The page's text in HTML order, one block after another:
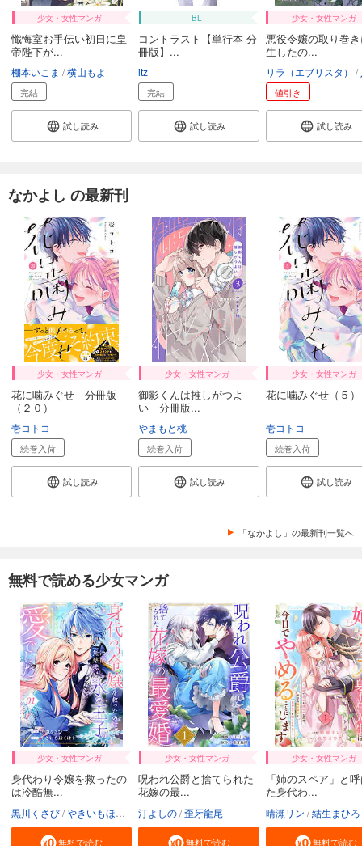
少女・女性マンガ
懺悔室お手伝い初日に皇
帝陛下が...
棚本いこま 横山もよ
完結
試し読み
BL
コントラスト【単行本 分
冊版】...
itz
完結
試し読み
少女・女性マンガ
悪役令嬢の取り巻
生したの...
リラ（エブリスタ）
値引き
試し読み
なかよし の最新刊
少女・女性マンガ
花に噛みぐせ 分冊版
（２０）
壱コトコ
続巻入荷
試し読み
少女・女性マンガ
御影くんは推しがつよ
い 分冊版...
やまもと桃
続巻入荷
試し読み
少女・女性マンガ
花に噛みぐせ（５）
壱コトコ
続巻入荷
試し読み
「なかよし」の最新刊一覧へ
無料で読める少女マンガ
少女・女性マンガ
身代わり令嬢を救ったの
は冷酷無...
黒川くさび やきいもほくほく
無料で読む
少女・女性マンガ
呪われ公爵と捨てられた
花嫁の最...
汀よしの 歪牙龍尾
無料で読む
少女・女性マンガ
「姉のスペア」と
た身代わ...
晴瀬リン 結生まひろ
無料で読む